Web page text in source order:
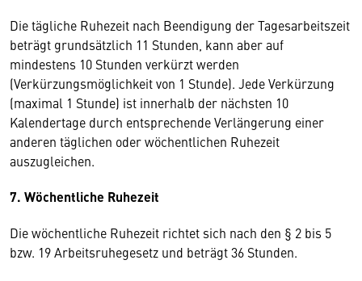
Die tägliche Ruhezeit nach Beendigung der Tagesarbeitszeit
beträgt grundsätzlich 11 Stunden, kann aber auf
mindestens 10 Stunden verkürzt werden
(Verkürzungsmöglichkeit von 1 Stunde). Jede Verkürzung
(maximal 1 Stunde) ist innerhalb der nächsten 10
Kalendertage durch entsprechende Verlängerung einer
anderen täglichen oder wöchentlichen Ruhezeit
auszugleichen.
7. Wöchentliche Ruhezeit
Die wöchentliche Ruhezeit richtet sich nach den § 2 bis 5
bzw. 19 Arbeitsruhegesetz und beträgt 36 Stunden.